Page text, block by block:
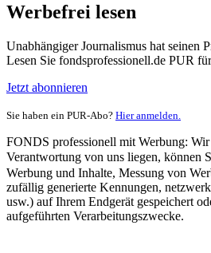
Werbefrei lesen
Unabhängiger Journalismus hat seinen
Lesen Sie fondsprofessionell.de PUR
Jetzt abonnieren
Sie haben ein PUR-Abo? Hier anmelden.
FONDS professionell mit Werbung:
Verantwortung von uns liegen, können
Werbung und Inhalte, Messung von
zufällig generierte Kennungen,
usw.) auf Ihrem Endgerät gespeichert
aufgeführten Verarbeitungszwecke.